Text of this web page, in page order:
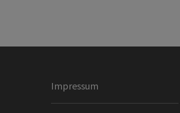
Impressum